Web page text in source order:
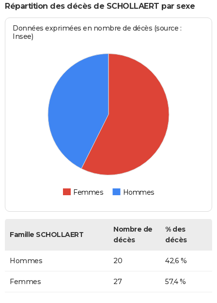
Répartition des décès de SCHOLLAERT par sexe
Données exprimées en nombre de décès (source :
Insee)
Femmes Hommes
Famille SCHOLLAERT
Nombre de
décès
% des
décès
Hommes 20 42,6 %
Femmes 27 57,4 %